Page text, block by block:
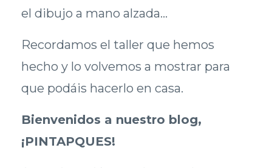
el dibujo a mano alzada...
Recordamos el taller que hemos
hecho y lo volvemos a mostrar para
que podáis hacerlo en casa.
Bienvenidos a nuestro blog,
¡PINTAPQUES!